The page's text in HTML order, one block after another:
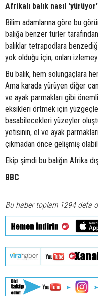
Afrikalı balık nasıl
Bilim adamlarına göre bu
balığa benzer türler
balıklar tetrapodlara
yok olduğu için, onları
Bu balık, hem solungaçlara
Ama karada yürüyen diğer
ve ayak parmakları gibi
eksikleri örtmek için
basabilecekleri yüzeyler
yetisinin, el ve ayak
çıkmadan önce gelişmiş
Ekip şimdi bu balığın Afrika
BBC
Bu haber toplam 1294 defa